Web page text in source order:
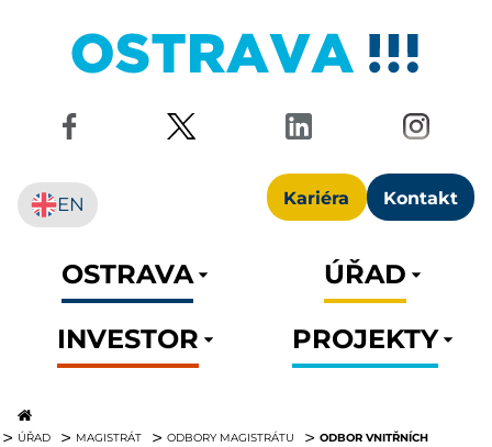
Kariéra Kontakt
EN
OSTRAVA
ÚŘAD
INVESTOR
PROJEKTY
ÚŘAD MAGISTRÁT ODBORY MAGISTRÁTU
ODBOR VNITŘNÍCH